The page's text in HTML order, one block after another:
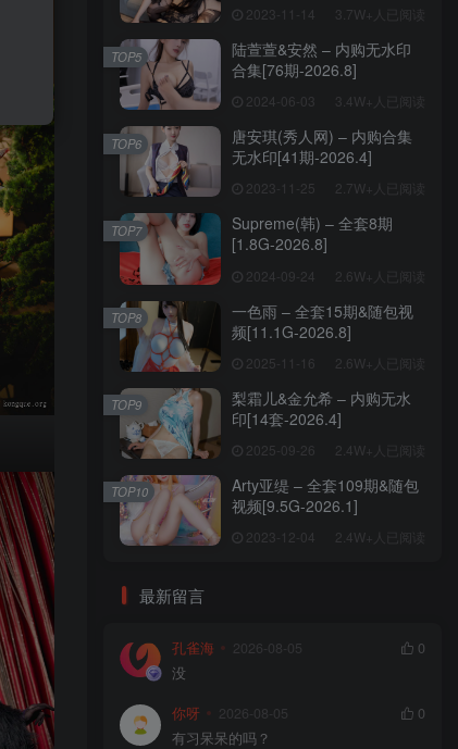
2023-11-14 3.7W+人已阅读
陆萱萱&安然 – 内购无水印
合集[76期-2026.8]
2024-06-03 3.4W+人已阅读
TOP5
唐安琪(秀人网) – 内购合集
无水印[41期-2026.4]
2023-11-25 2.7W+人已阅读
TOP6
Supreme(韩) – 全套8期
[1.8G-2026.8]
2024-09-24 2.6W+人已阅读
TOP7
一色雨 – 全套15期&随包视
频[11.1G-2026.8]
2025-11-16 2.6W+人已阅读
TOP8
梨霜儿&金允希 – 内购无水
印[14套-2026.4]
2025-09-26 2.4W+人已阅读
TOP9
Arty亚缇 – 全套109期&随包
视频[9.5G-2026.1]
2023-12-04 2.4W+人已阅读
TOP10
最新留言
孔雀海 2026-08-05
0
没
你呀 2026-08-05
0
有习呆呆的吗？